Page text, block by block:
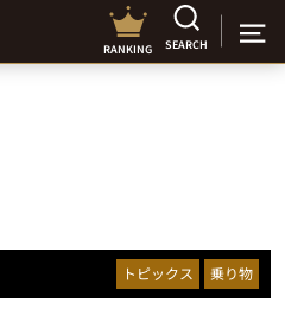
RANKING SEARCH
トピックス 乗り物